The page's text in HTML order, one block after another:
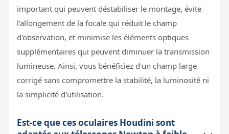
important qui peuvent déstabiliser le montage, évite
l'allongement de la focale qui réduit le champ
d'observation, et minimise les éléments optiques
supplémentaires qui peuvent diminuer la transmission
lumineuse. Ainsi, vous bénéficiez d'un champ large
corrigé sans compromettre la stabilité, la luminosité ni
la simplicité d'utilisation.
Est-ce que ces oculaires Houdini sont